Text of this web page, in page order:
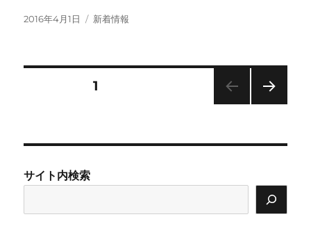
投
2016年4月1日
カ
新着情報
の
ペ
ー
固定ページ1
サイト内検索